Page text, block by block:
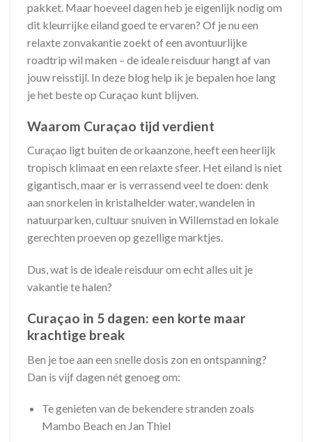
pakket. Maar hoeveel dagen heb je eigenlijk nodig om
dit kleurrijke eiland goed te ervaren? Of je nu een
relaxte zonvakantie zoekt of een avontuurlijke
roadtrip wil maken – de ideale reisduur hangt af van
jouw reisstijl. In deze blog help ik je bepalen hoe lang
je het beste op Curaçao kunt blijven.
Waarom Curaçao tijd verdient
Curaçao ligt buiten de orkaanzone, heeft een heerlijk
tropisch klimaat en een relaxte sfeer. Het eiland is niet
gigantisch, maar er is verrassend veel te doen: denk
aan snorkelen in kristalhelder water, wandelen in
natuurparken, cultuur snuiven in Willemstad en lokale
gerechten proeven op gezellige marktjes.
Dus, wat is de ideale reisduur om echt alles uit je
vakantie te halen?
Curaçao in 5 dagen: een korte maar
krachtige break
Ben je toe aan een snelle dosis zon en ontspanning?
Dan is vijf dagen nét genoeg om:
Te genieten van de bekendere stranden zoals
Mambo Beach en Jan Thiel